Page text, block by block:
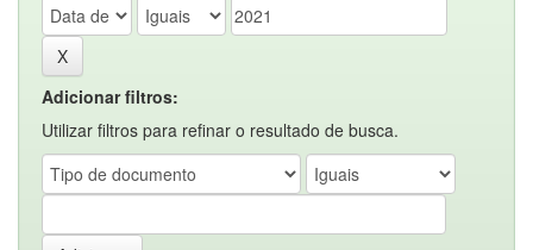
Adicionar filtros:
Utilizar filtros para refinar o resultado de busca.